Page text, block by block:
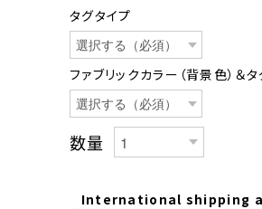
タグタイプ
ファブリックカラー（背景色）＆
数量
International shipping